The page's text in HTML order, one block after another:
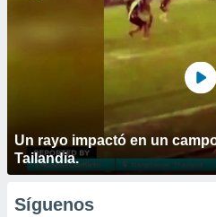
Un rayo impactó en un
Tailandia.
Síguenos